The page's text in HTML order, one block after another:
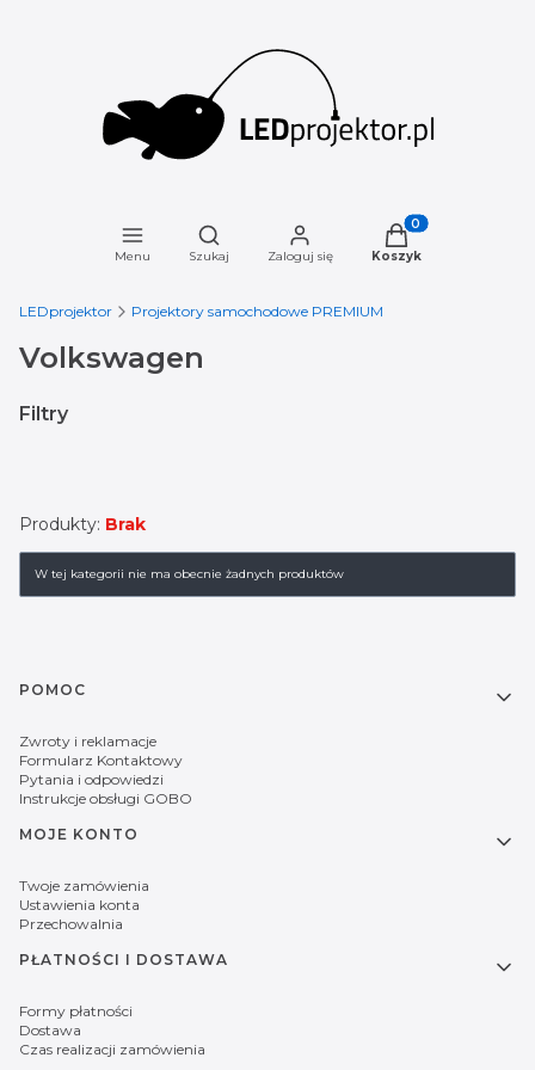
Menu
Otwórz wyszukiwarkę
Szukaj Zaloguj się
Produkty w
Koszyk
LEDprojektor Projektory samochodowe PREMIUM
Volkswagen
Filtry
Produkty: Brak
Lista produktów
W tej kategorii nie ma obecnie żadnych produktów
Linki w stopce
POMOC
Zwroty i reklamacje
Formularz Kontaktowy
Pytania i odpowiedzi
Instrukcje obsługi GOBO
MOJE KONTO
Twoje zamówienia
Ustawienia konta
Przechowalnia
PŁATNOŚCI I DOSTAWA
Formy płatności
Dostawa
Czas realizacji zamówienia